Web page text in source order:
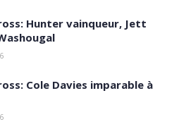
Hunter vainqueur, Jett
Cole Davies imparable à